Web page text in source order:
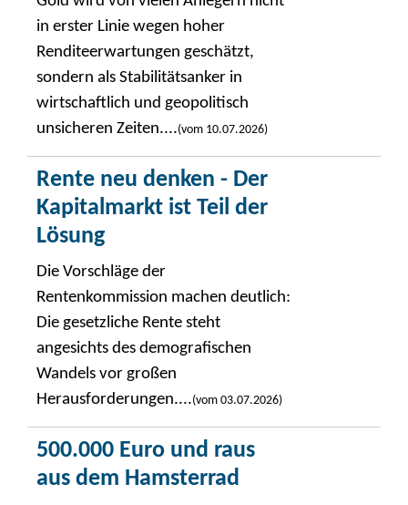
in erster Linie wegen hoher
Renditeerwartungen geschätzt,
sondern als Stabilitätsanker in
wirtschaftlich und geopolitisch
unsicheren Zeiten....(vom 10.07.2026)
Rente neu denken - Der
Kapitalmarkt ist Teil der
Lösung
Die Vorschläge der
Rentenkommission machen deutlich:
Die gesetzliche Rente steht
angesichts des demografischen
Wandels vor großen
Herausforderungen....(vom 03.07.2026)
500.000 Euro und raus
aus dem Hamsterrad